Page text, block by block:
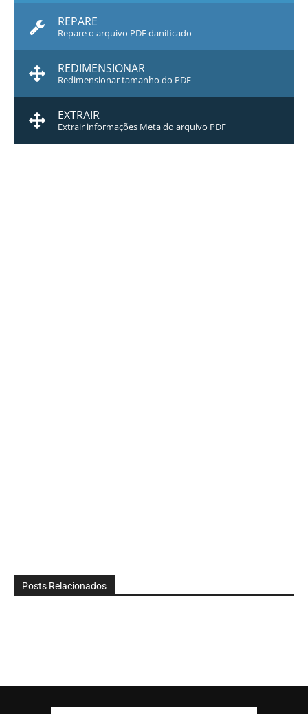
REPARE
Repare o arquivo PDF danificado
REDIMENSIONAR
Redimensionar tamanho do PDF
EXTRAIR
Extrair informações Meta do arquivo PDF
Posts Relacionados